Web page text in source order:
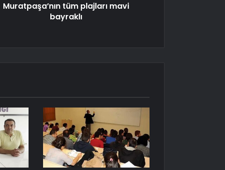
Muratpaşa’nın tüm plajları mavi
bayraklı